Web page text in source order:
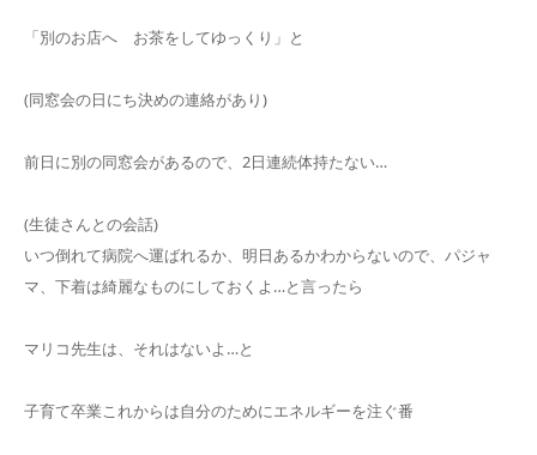
「別のお店へ お茶をしてゆっくり」と
(同窓会の日にち決めの連絡があり)
前日に別の同窓会があるので、2日連続体持たない…
(生徒さんとの会話)
いつ倒れて病院へ運ばれるか、明日あるかわからないので、パジャ
マ、下着は綺麗なものにしておくよ…と言ったら
マリコ先生は、それはないよ…と
子育て卒業これからは自分のためにエネルギーを注ぐ番